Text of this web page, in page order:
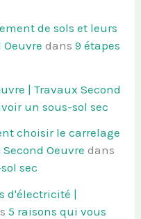
de sols et leurs
dans9 étapes
| Travaux Second
un sous-sol sec
choisir le carrelage
Oeuvre dans
sec
d'électricité |
5 raisons qui vous